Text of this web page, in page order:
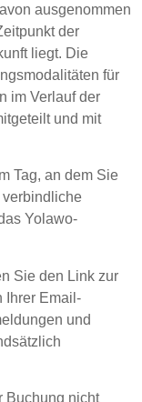
ausgenommen
der
liegt. Die
für
im Verlauf der
und mit
Tag, an dem Sie
verbindliche
Yolawo-
Sie den Link zur
Ihrer Email-
und
Buchung nicht